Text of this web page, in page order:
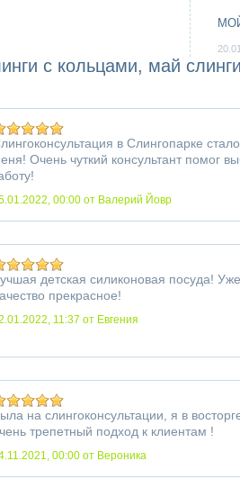
с кольцами, май
в Слингопарке
Очень чуткий консультант помог
00:00 от Валерий Йовр
детская силиконовая посуда!
прекрасное!
11:37 от Евгения
на слингоконсультации, я в
трепетный подход к клиентам !
00:00 от Вероника